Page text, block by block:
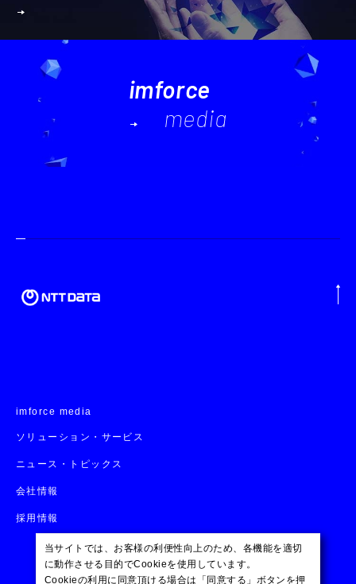
imforce
media
imforce media
ソリューション・サービス
ニュース・トピックス
会社情報
採用情報
当サイトでは、お客様の利便性向上のため、各機能を適切
に動作させる目的でCookieを使用しています。
Cookieの利用に同意頂ける場合は「同意する」ボタンを押